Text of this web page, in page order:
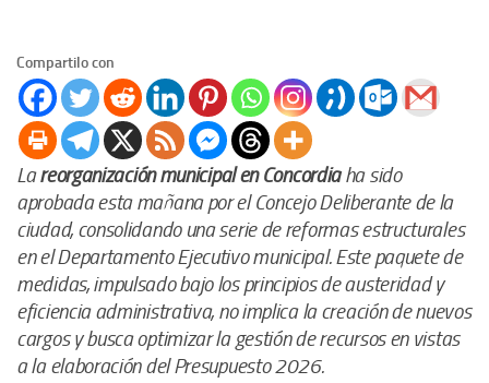
Compartilo con
Lareorganización municipal en Concordiaha sido
aprobada esta mañana por el Concejo Deliberante de la
ciudad, consolidando una serie de reformas estructurales
en el Departamento Ejecutivo municipal. Este paquete de
medidas, impulsado bajo los principios de austeridad y
eficiencia administrativa, no implica la creación de nuevos
cargos y busca optimizar la gestión de recursos en vistas
a la elaboración del Presupuesto 2026.